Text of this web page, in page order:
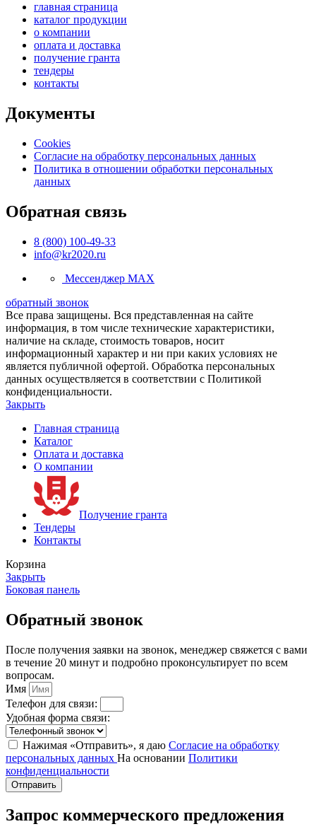
главная страница
каталог продукции
о компании
оплата и доставка
получение гранта
тендеры
контакты
Документы
Cookies
Согласие на обработку персональных данных
Политика в отношении обработки персональных
данных
Обратная связь
8 (800) 100-49-33
info@kr2020.ru
Мессенджер MAX
обратный звонок
Все права защищены. Вся представленная на сайте
информация, в том числе технические характеристики,
наличие на складе, стоимость товаров, носит
информационный характер и ни при каких условиях не
является публичной офертой. Обработка персональных
данных осуществляется в соответствии с Политикой
конфиденциальности.
Закрыть
Главная страница
Каталог
Оплата и доставка
О компании
Получение гранта
Тендеры
Контакты
Корзина
Закрыть
Боковая панель
Обратный звонок
После получения заявки на звонок, менеджер свяжется с вами
в течение 20 минут и подробно проконсультирует по всем
вопросам.
Имя
Телефон для связи:
Удобная форма связи:
Нажимая «Отправить», я даю Согласие на обработку
персональных данных На основании Политики
конфиденциальности
Отправить
Запрос коммерческого предложения